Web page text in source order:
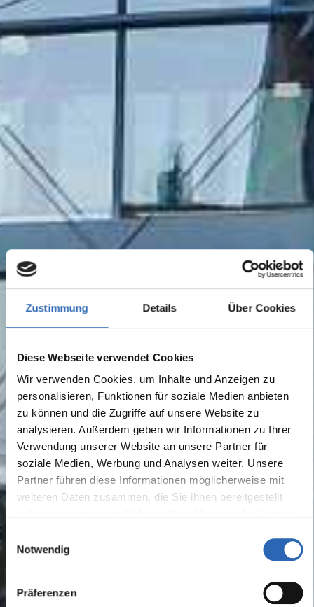
Zustimmung Details Über Cookies
Diese Webseite verwendet Cookies
Wir verwenden Cookies, um Inhalte und Anzeigen zu
personalisieren, Funktionen für soziale Medien anbieten
zu können und die Zugriffe auf unsere Website zu
analysieren. Außerdem geben wir Informationen zu Ihrer
Verwendung unserer Website an unsere Partner für
soziale Medien, Werbung und Analysen weiter. Unsere
Partner führen diese Informationen möglicherweise mit
weiteren Daten zusammen, die Sie ihnen bereitgestellt
Notwendig
Präferenzen